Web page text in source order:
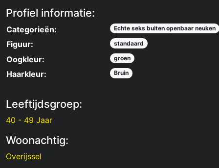
Profiel informatie:
Categorieën: Echte seks buiten openbaar neuken
Figuur: standaard
Oogkleur: groen
Haarkleur: Bruin
Leeftijdsgroep:
40 - 49 Jaar
Woonachtig:
Overijssel